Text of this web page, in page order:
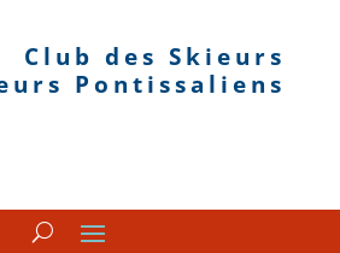
Club des Skieurs
Pontissaliens